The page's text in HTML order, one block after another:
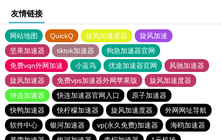
友情链接
网站地图 QuickQ 旋风加速度器
旋风加速
坚果加速器
tiktok加速器
狗急加速器官网
免费vqn外网加速
小蓝鸟 优途加速器官网
风驰加速器
旋风加速器
免费vps加速器外网苹果版
旋风加速度器
快连加速器
快连加速器官网入口
原子加速器
快鸭加速器
快柠檬加速器 旋风加速度器
外网网址导航
软件中心
银河加速器 vp(永久免费)加速器
海鸥加速器